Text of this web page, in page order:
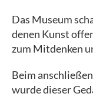
Das Museum
denen Kunst
zum Mitdenken
Beim
wurde dieser